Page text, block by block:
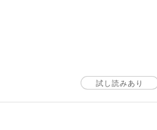
試し読みあり